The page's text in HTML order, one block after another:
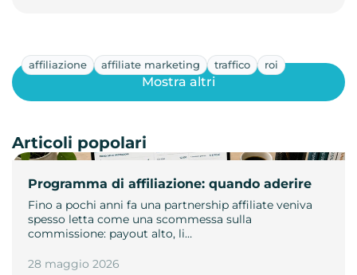
affiliazione affiliate marketing traffico roi
Programma di affiliazione: quando aderire
Fino a pochi anni fa una partnership affiliate veniva
spesso letta come una scommessa sulla
commissione: payout alto, li…
28 maggio 2026
Mostra altri
Articoli popolari